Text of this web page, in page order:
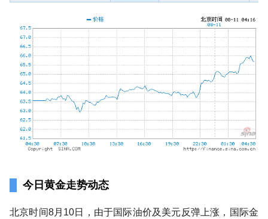
今日黄金走势动态
北京时间8月10日，由于国际油价及美元反弹上涨，国际金